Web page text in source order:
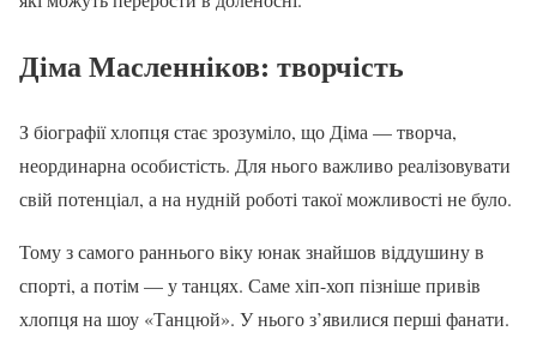
Діма Масленніков: творчість
З біографії хлопця стає зрозуміло, що Діма — творча,
неординарна особистість. Для нього важливо реалізовувати
свій потенціал, а на нудній роботі такої можливості не було.
Тому з самого раннього віку юнак знайшов віддушину в
спорті, а потім — у танцях. Саме хіп-хоп пізніше привів
хлопця на шоу «Танцюй». У нього з’явилися перші фанати.